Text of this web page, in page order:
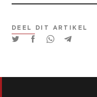
DEEL DIT ARTIKEL